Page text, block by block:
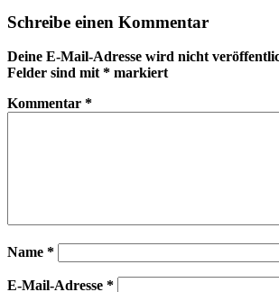
Schreibe einen Kommentar
Deine E-Mail-Adresse wird nicht
Felder sind mit* markiert
Kommentar *
Name *
E-Mail-Adresse *